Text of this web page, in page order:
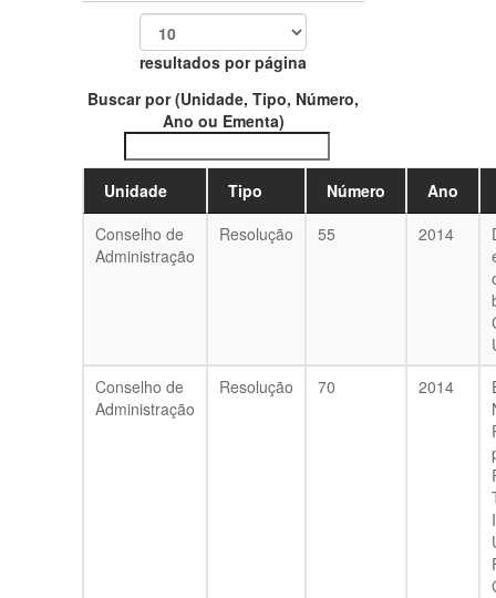
resultados por página
Buscar por (Unidade, Tipo, Número,
Ano ou Ementa)
Unidade Tipo Número
Ano
Conselho de
Administração
Resolução 55 2014
Conselho de
Administração
Resolução 70 2014